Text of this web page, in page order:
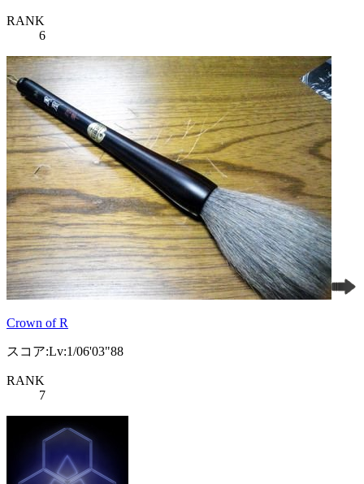
RANK
6
Crown of R
スコア:Lv:1/06'03"88
RANK
7